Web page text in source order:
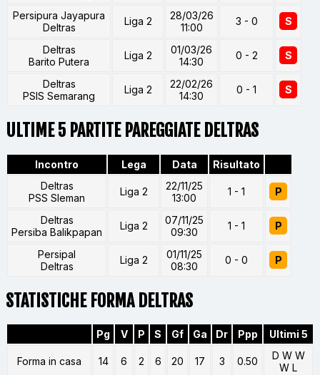
Persipura Jayapura
Deltras
Liga 2
28/03/26
11:00
3 - 0 S
Deltras
Barito Putera
Liga 2
01/03/26
14:30
0 - 2 S
Deltras
PSIS Semarang
Liga 2
22/02/26
14:30
0 - 1 S
ULTIME 5 PARTITE PAREGGIATE DELTRAS
Incontro Lega Data
Risultato
Deltras
PSS Sleman
Liga 2
22/11/25
13:00
1 - 1 P
Deltras
Persiba Balikpapan
Liga 2
07/11/25
09:30
1 - 1 P
Persipal
Deltras
Liga 2
01/11/25
08:30
0 - 0 P
STATISTICHE FORMA DELTRAS
Pg V P S Gf Ga Dr Ppp Ultimi 5
Forma in casa 14 6 2 6 20 17 3 0.50
D W W
W L